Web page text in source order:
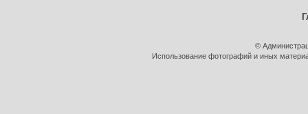
©
Использование фотографий и иных